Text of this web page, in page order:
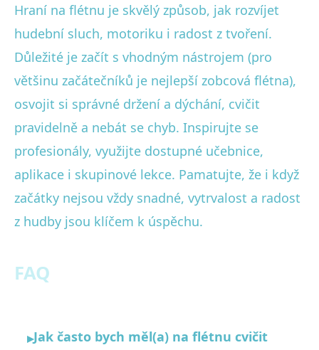
Hraní na flétnu je skvělý způsob, jak rozvíjet
hudební sluch, motoriku i radost z tvoření.
Důležité je začít s vhodným nástrojem (pro
většinu začátečníků je nejlepší zobcová flétna),
osvojit si správné držení a dýchání, cvičit
pravidelně a nebát se chyb. Inspirujte se
profesionály, využijte dostupné učebnice,
aplikace i skupinové lekce. Pamatujte, že i když
začátky nejsou vždy snadné, vytrvalost a radost
z hudby jsou klíčem k úspěchu.
FAQ
▸Jak často bych měl(a) na flétnu cvičit